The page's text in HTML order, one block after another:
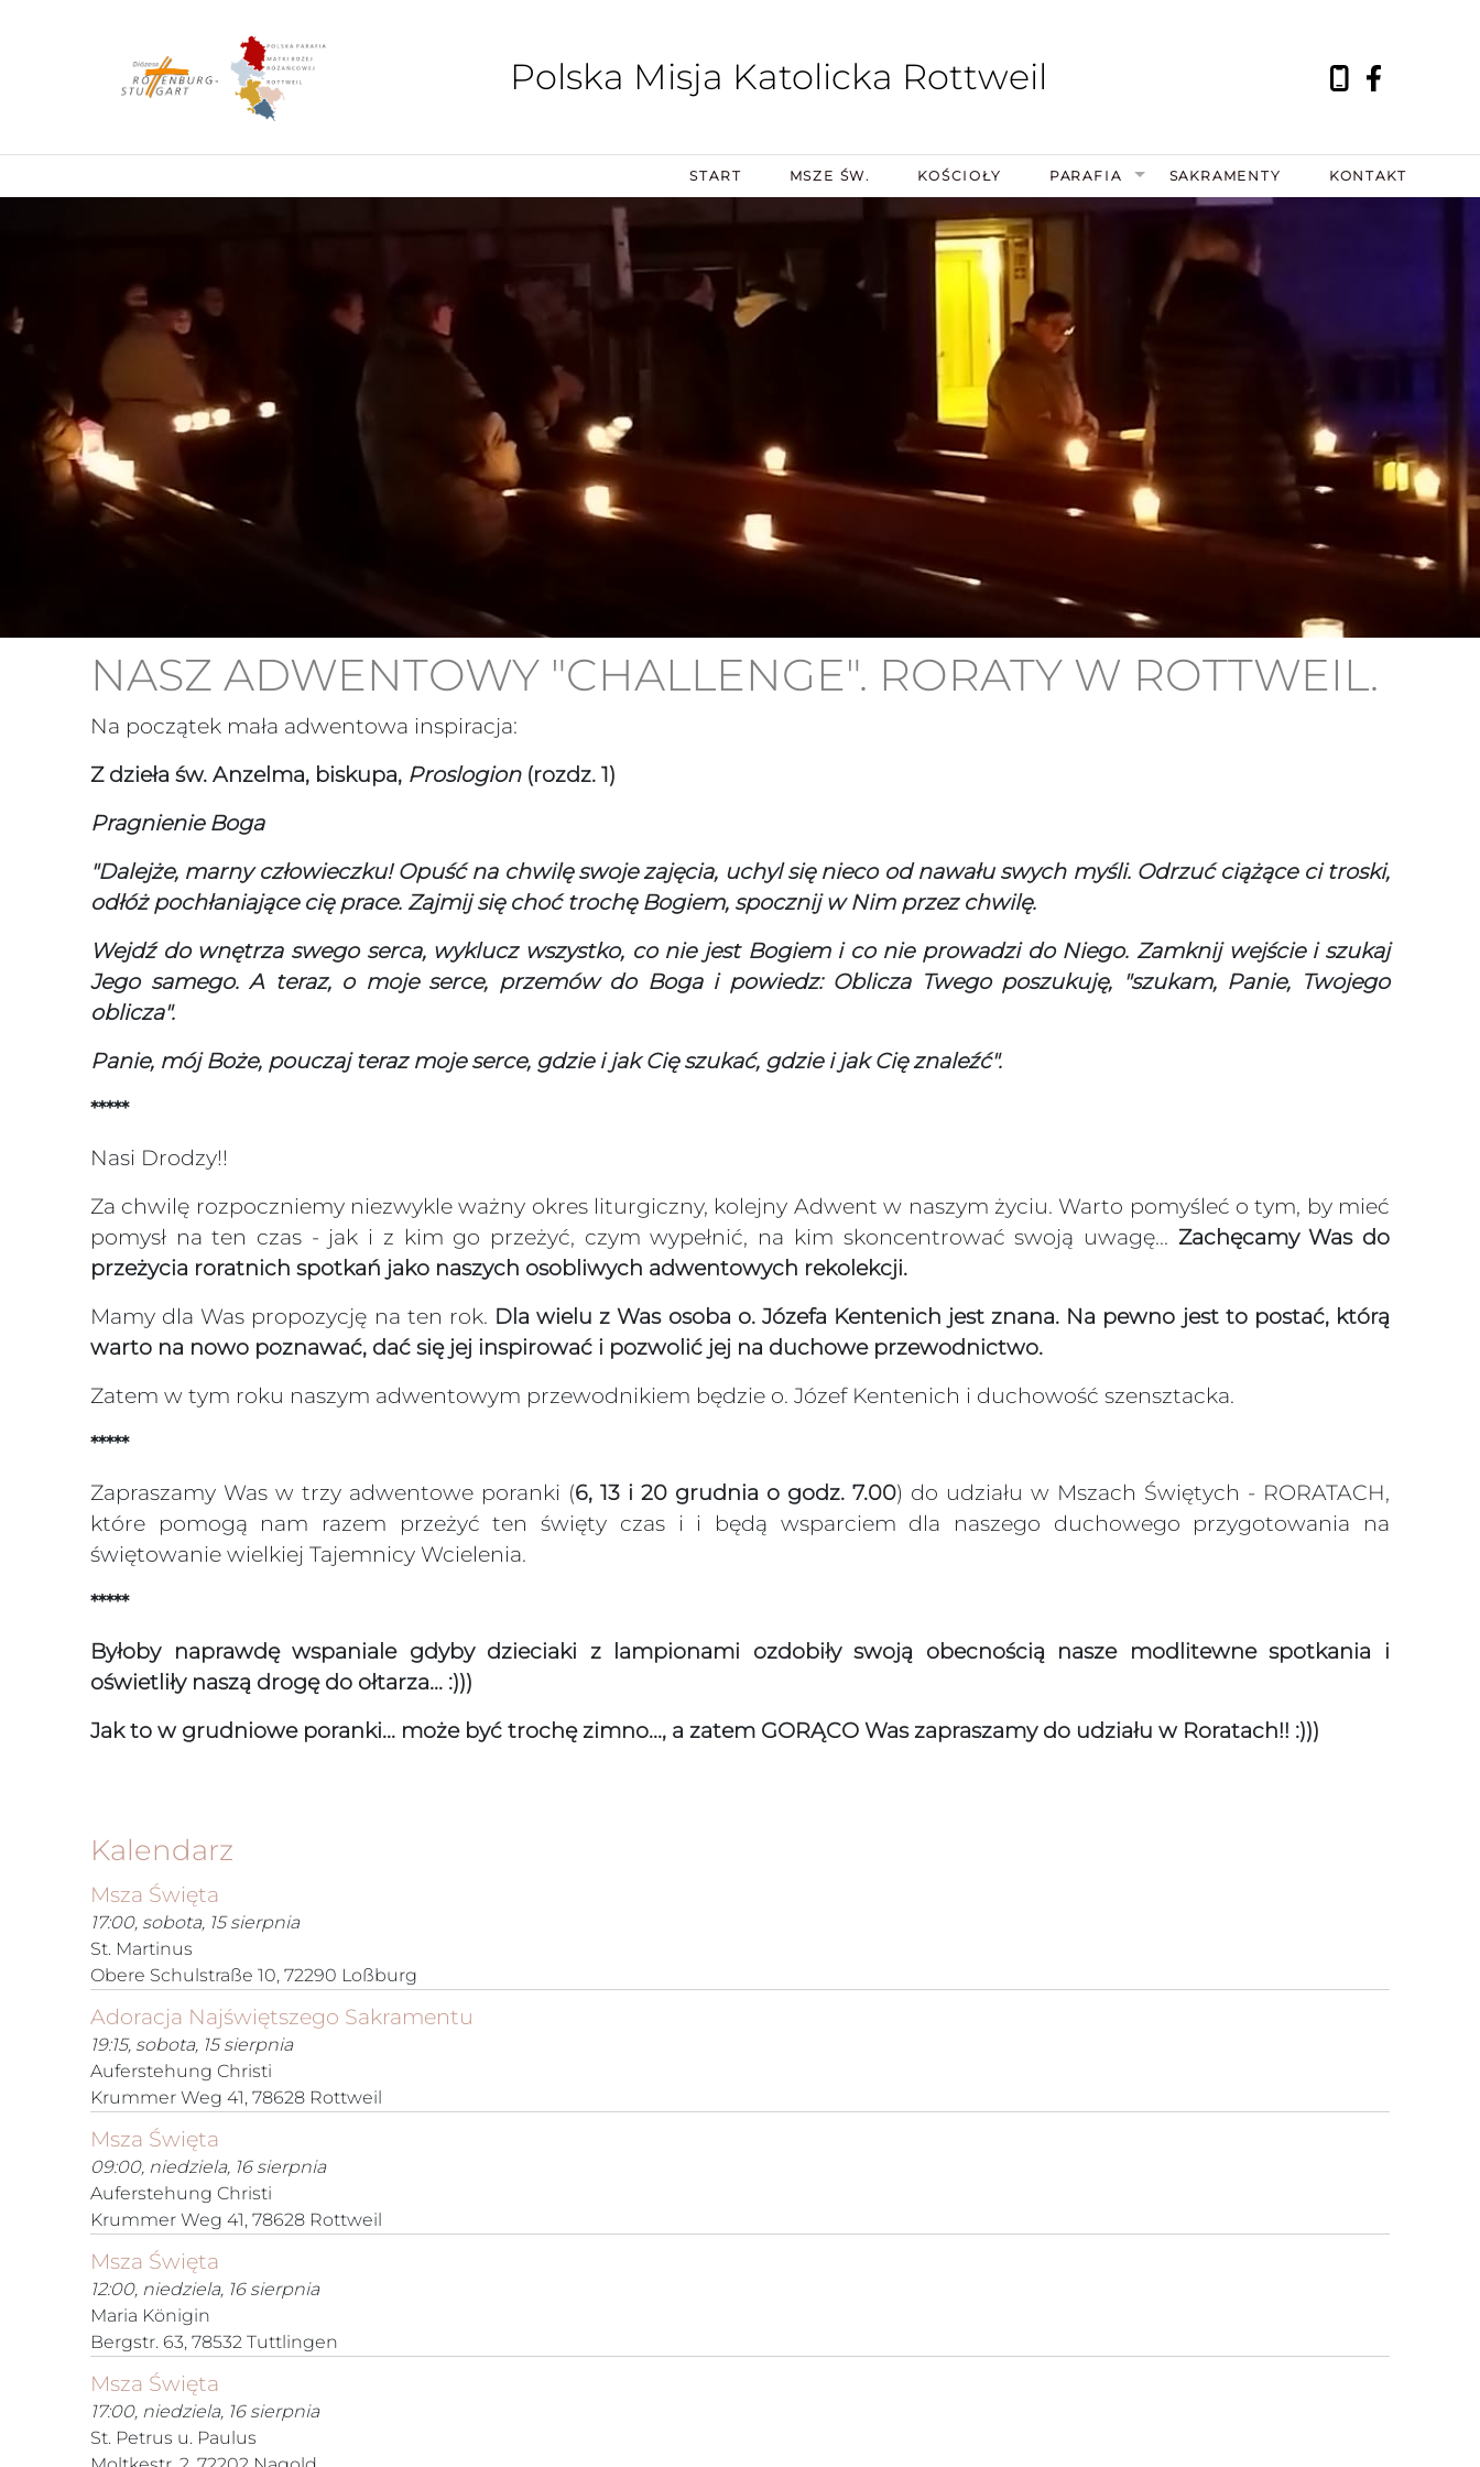
Polska Misja Katolicka Rottweil
START MSZE ŚW. KOŚCIOŁY PARAFIA SAKRAMENTY KONTAKT
NASZ ADWENTOWY "CHALLENGE". RORATY W ROTTWEIL.
Na początek mała adwentowa inspiracja:
Z dzieła św. Anzelma, biskupa, Proslogion (rozdz. 1)
Pragnienie Boga
"Dalejże, marny człowieczku! Opuść na chwilę swoje zajęcia, uchyl się nieco od nawału swych myśli. Odrzuć ciążące ci troski,
odłóż pochłaniające cię prace. Zajmij się choć trochę Bogiem, spocznij w Nim przez chwilę.
Wejdź do wnętrza swego serca, wyklucz wszystko, co nie jest Bogiem i co nie prowadzi do Niego. Zamknij wejście i szukaj
Jego samego. A teraz, o moje serce, przemów do Boga i powiedz: Oblicza Twego poszukuję, "szukam, Panie, Twojego
oblicza".
Panie, mój Boże, pouczaj teraz moje serce, gdzie i jak Cię szukać, gdzie i jak Cię znaleźć".
*****
Nasi Drodzy!!
Za chwilę rozpoczniemy niezwykle ważny okres liturgiczny, kolejny Adwent w naszym życiu. Warto pomyśleć o tym, by mieć
pomysł na ten czas - jak i z kim go przeżyć, czym wypełnić, na kim skoncentrować swoją uwagę... Zachęcamy Was do
przeżycia roratnich spotkań jako naszych osobliwych adwentowych rekolekcji.
Mamy dla Was propozycję na ten rok. Dla wielu z Was osoba o. Józefa Kentenich jest znana. Na pewno jest to postać, którą
warto na nowo poznawać, dać się jej inspirować i pozwolić jej na duchowe przewodnictwo.
Zatem w tym roku naszym adwentowym przewodnikiem będzie o. Józef Kentenich i duchowość szensztacka.
*****
Zapraszamy Was w trzy adwentowe poranki (6, 13 i 20 grudnia o godz. 7.00) do udziału w Mszach Świętych - RORATACH,
które pomogą nam razem przeżyć ten święty czas i i będą wsparciem dla naszego duchowego przygotowania na
świętowanie wielkiej Tajemnicy Wcielenia.
*****
Byłoby naprawdę wspaniale gdyby dzieciaki z lampionami ozdobiły swoją obecnością nasze modlitewne spotkania i
oświetliły naszą drogę do ołtarza... :)))
Jak to w grudniowe poranki... może być trochę zimno..., a zatem GORĄCO Was zapraszamy do udziału w Roratach!! :)))
Kalendarz
Msza Święta
Obere Schulstraße 10, 72290 Loßburg
17:00, sobota, 15 sierpnia
St. Martinus
Adoracja Najświętszego Sakramentu
Krummer Weg 41, 78628 Rottweil
19:15, sobota, 15 sierpnia
Auferstehung Christi
Msza Święta
Krummer Weg 41, 78628 Rottweil
09:00, niedziela, 16 sierpnia
Auferstehung Christi
Msza Święta
Bergstr. 63, 78532 Tuttlingen
12:00, niedziela, 16 sierpnia
Maria Königin
Msza Święta
17:00, niedziela, 16 sierpnia
St. Petrus u. Paulus